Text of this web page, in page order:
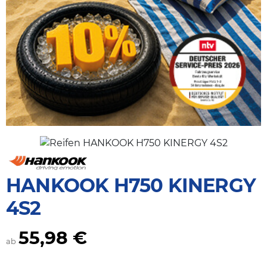
HANKOOK H750 KINERGY
4S2
ab 55,98 €